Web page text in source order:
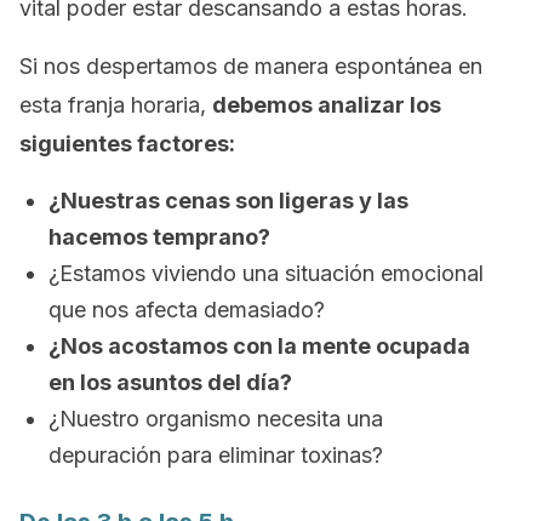
vital poder estar descansando a estas horas.
Si nos despertamos de manera espontánea en
esta franja horaria, debemos analizar los
siguientes factores:
¿Nuestras cenas son ligeras y las
hacemos temprano?
¿Estamos viviendo una situación emocional
que nos afecta demasiado?
¿Nos acostamos con la mente ocupada
en los asuntos del día?
¿Nuestro organismo necesita una
depuración para eliminar toxinas?